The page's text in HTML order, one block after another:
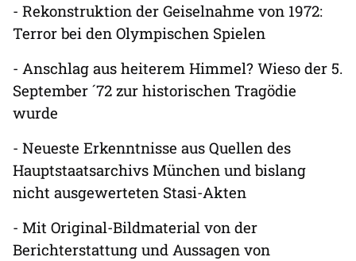
- Rekonstruktion der Geiselnahme von 1972:
Terror bei den Olympischen Spielen
- Anschlag aus heiterem Himmel? Wieso der 5.
September ´72 zur historischen Tragödie
wurde
- Neueste Erkenntnisse aus Quellen des
Hauptstaatsarchivs München und bislang
nicht ausgewerteten Stasi-Akten
- Mit Original-Bildmaterial von der
Berichterstattung und Aussagen von